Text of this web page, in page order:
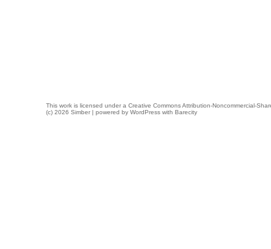
This work is licensed under a Creative Commons Attribution-Noncommercial-
(c) 2026 Simber | powered by WordPress with Barecity